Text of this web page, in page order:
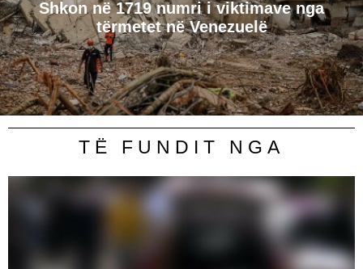
Shkon në 1719 numri i viktimave nga
tërmetet në Venezuelë
TË FUNDIT NGA